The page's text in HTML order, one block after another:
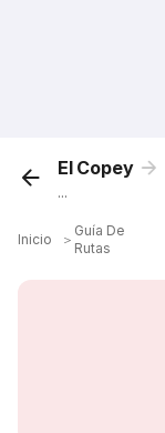
El Copey
...
Inicio ＞
Guía De
Rutas